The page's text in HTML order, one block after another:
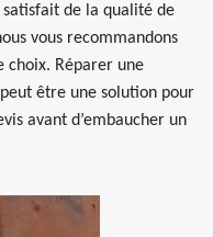
satisfait de la qualité de
vous recommandons
choix. Réparer une
être une solution pour
avant d’embaucher un